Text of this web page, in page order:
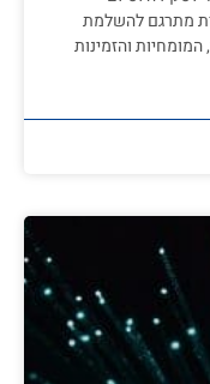
מתרגם להשלמת
והזמינות